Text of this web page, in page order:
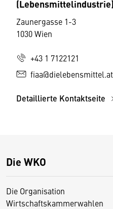
Zaunergasse 1-3
1030 Wien
+43 1 7122121
fiaa@dielebensmittel.at
Detaillierte Kontaktseite
Die WKO
Die Organisation
Wirtschaftskammerwahlen